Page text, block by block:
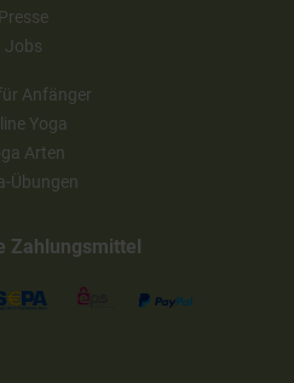
Presse
Jobs
Anfänger
Yoga
Arten
Übungen
Zahlungsmittel